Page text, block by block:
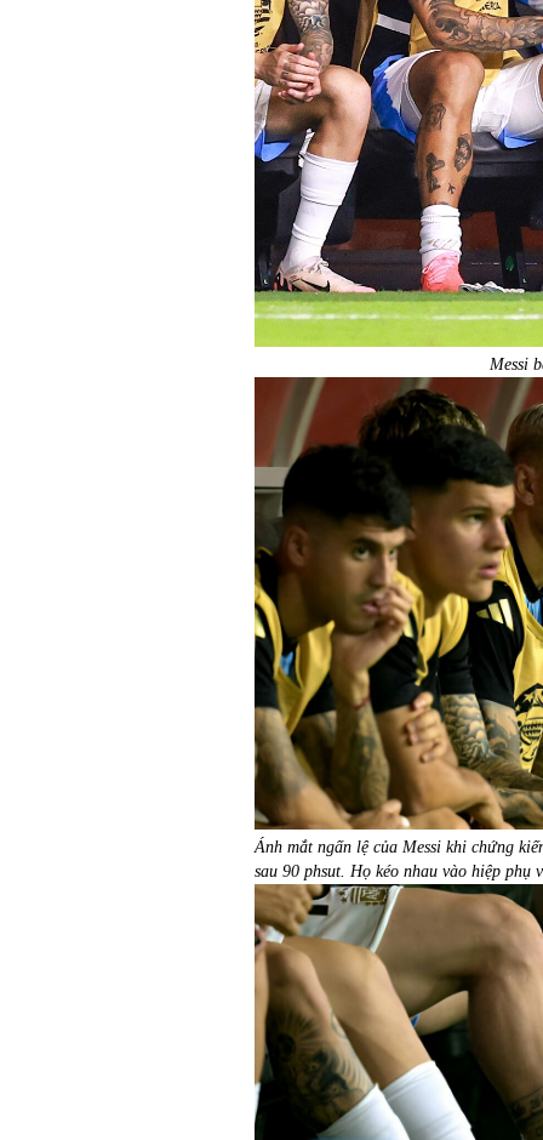
Messi
Ánh mắt ngấn lệ của Messi khi chứng
sau 90 phsut. Họ kéo nhau vào hiệp phụ